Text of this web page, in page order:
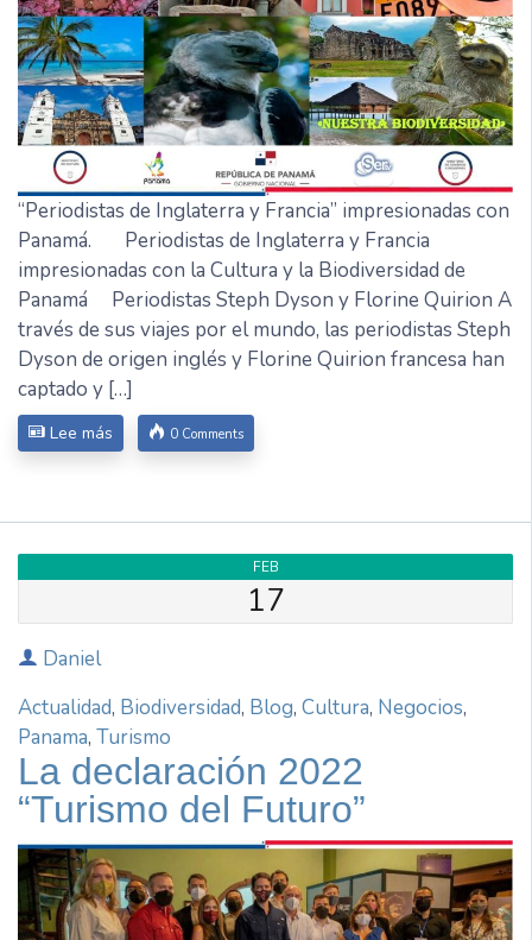
“Periodistas de Inglaterra y Francia” impresionadas con
Panamá. Periodistas de Inglaterra y Francia
impresionadas con la Cultura y la Biodiversidad de
Panamá Periodistas Steph Dyson y Florine Quirion A
través de sus viajes por el mundo, las periodistas Steph
Dyson de origen inglés y Florine Quirion francesa han
captado y […]
Lee más 0 Comments
FEB
17
Daniel
Actualidad, Biodiversidad, Blog, Cultura, Negocios,
Panama, Turismo
La declaración 2022
“Turismo del Futuro”